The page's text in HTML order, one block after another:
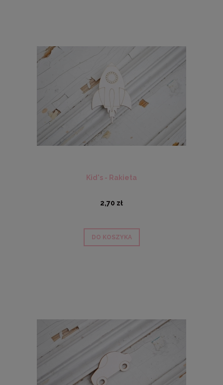
Kid's - Rakieta
2,70 zł
DO KOSZYKA